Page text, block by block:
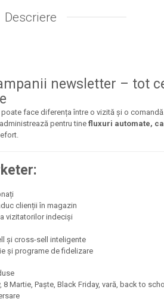
Descriere
newsletter – tot
face diferența între o vizită și o
pentru tine fluxuri automate,
clienții în magazin
vizitatorilor indeciși
și cross-sell inteligente
și programe de fidelizare
Martie, Paște, Black Friday, vară, back to